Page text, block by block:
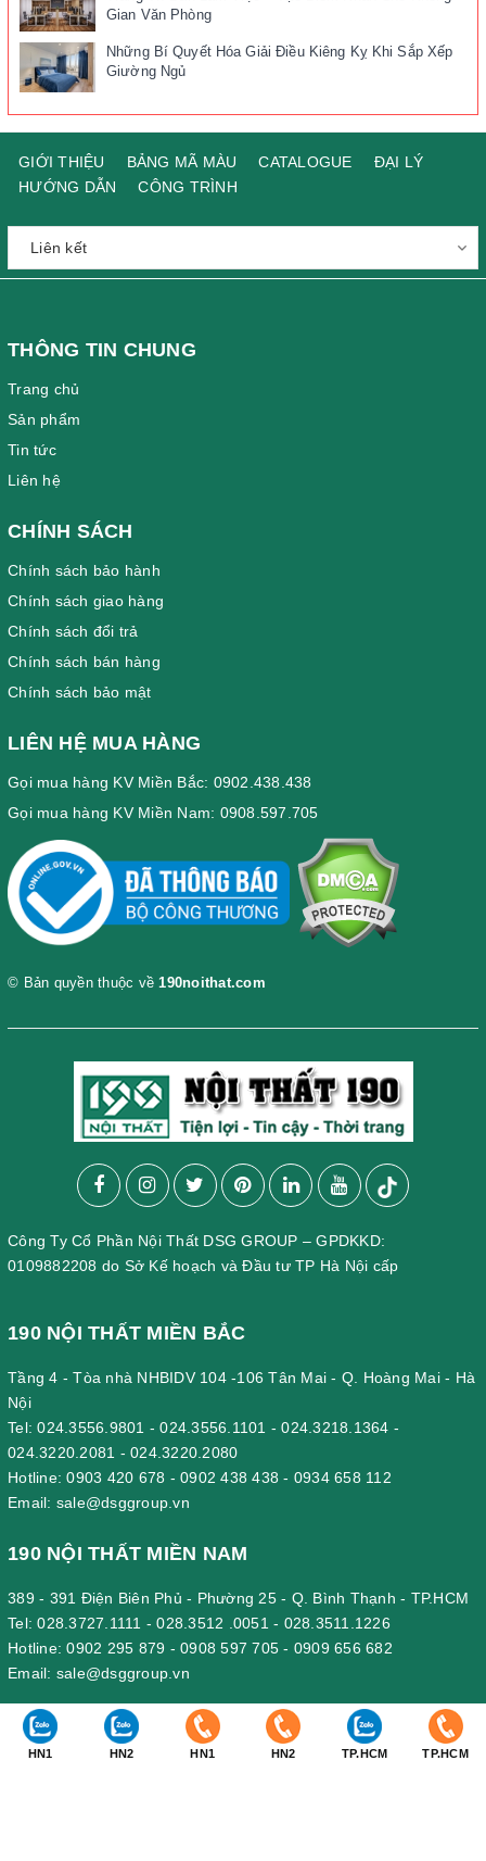
Gian Văn Phòng
Những Bí Quyết Hóa Giải Điều Kiêng Kỵ Khi Sắp Xếp
Giường Ngủ
GIỚI THIỆU BẢNG MÃ MÀU CATALOGUE
ĐẠI LÝ
HƯỚNG DẪN
CÔNG TRÌNH
THÔNG TIN CHUNG
Trang chủ
Sản phẩm
Tin tức
Liên hệ
CHÍNH SÁCH
Chính sách bảo hành
Chính sách giao hàng
Chính sách đổi trả
Chính sách bán hàng
Chính sách bảo mật
LIÊN HỆ MUA HÀNG
Gọi mua hàng KV Miền Bắc: 0902.438.438
Gọi mua hàng KV Miền Nam: 0908.597.705
© Bản quyền thuộc về190noithat.com
Công Ty Cổ Phần Nội Thất DSG GROUP – GPDKKD:
0109882208 do Sở Kế hoạch và Đầu tư TP Hà Nội cấp
190 NỘI THẤT MIỀN BẮC
Tầng 4 - Tòa nhà NHBIDV 104 -106 Tân Mai - Q. Hoàng Mai - Hà
Nội
Tel:024.3556.9801 -024.3556.1101 -024.3218.1364 -
024.3220.2081 - 024.3220.2080
Hotline:0903 420 678 - 0902 438 438 - 0934 658 112
Email: sale@dsggroup.vn
190 NỘI THẤT MIỀN NAM
389 - 391 Điện Biên Phủ - Phường 25 - Q. Bình Thạnh - TP.HCM
Tel:028.3727.1111 -028.3512 .0051- 028.3511.1226
Hotline:0902 295 879 - 0908 597 705 - 0909 656 682
Email: sale@dsggroup.vn
190 VĂN PHÒNG CÔNG TY
HN1 HN2 HN1 HN2 TP.HCM TP.HCM